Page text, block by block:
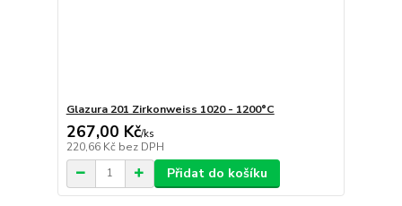
Glazura 201 Zirkonweiss 1020 - 1200°C
267,00 Kč/ks
220,66 Kč bez DPH
Přidat do košíku